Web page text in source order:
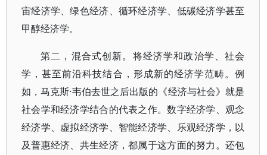
宙经济学、绿色经济、循环经济学、低碳经济学甚至
甲醇经济学。
第二，混合式创新。将经济学和政治学、社会
学，甚至前沿科技结合，形成新的经济学范畴。例
如，马克斯·韦伯去世之后出版的《经济与社会》就是
社会学和经济学结合的代表之作。数字经济学、观念
经济学、虚拟经济学、智能经济学、乐观经济学，以
及普惠经济、共生经济，都属于这方面的努力。还包